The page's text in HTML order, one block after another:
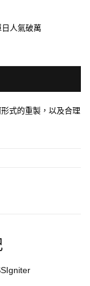
人氣破萬
式的重製，以及合理